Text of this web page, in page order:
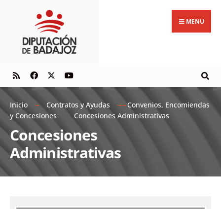
MENU
Inicio Contratos y Ayudas
Convenios, Encomiendas
y Concesiones
Concesiones Administrativas
Concesiones
Administrativas